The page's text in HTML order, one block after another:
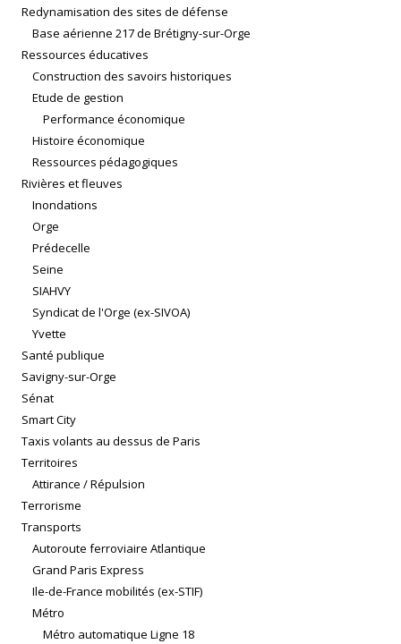
Redynamisation des sites de défense
Base aérienne 217 de Brétigny-sur-Orge
Ressources éducatives
Construction des savoirs historiques
Etude de gestion
Performance économique
Histoire économique
Ressources pédagogiques
Rivières et fleuves
Inondations
Orge
Prédecelle
Seine
SIAHVY
Syndicat de l'Orge (ex-SIVOA)
Yvette
Santé publique
Savigny-sur-Orge
Sénat
Smart City
Taxis volants au dessus de Paris
Territoires
Attirance / Répulsion
Terrorisme
Transports
Autoroute ferroviaire Atlantique
Grand Paris Express
Ile-de-France mobilités (ex-STIF)
Métro
Métro automatique Ligne 18